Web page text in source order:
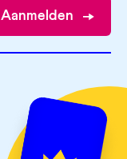
Aanmelden